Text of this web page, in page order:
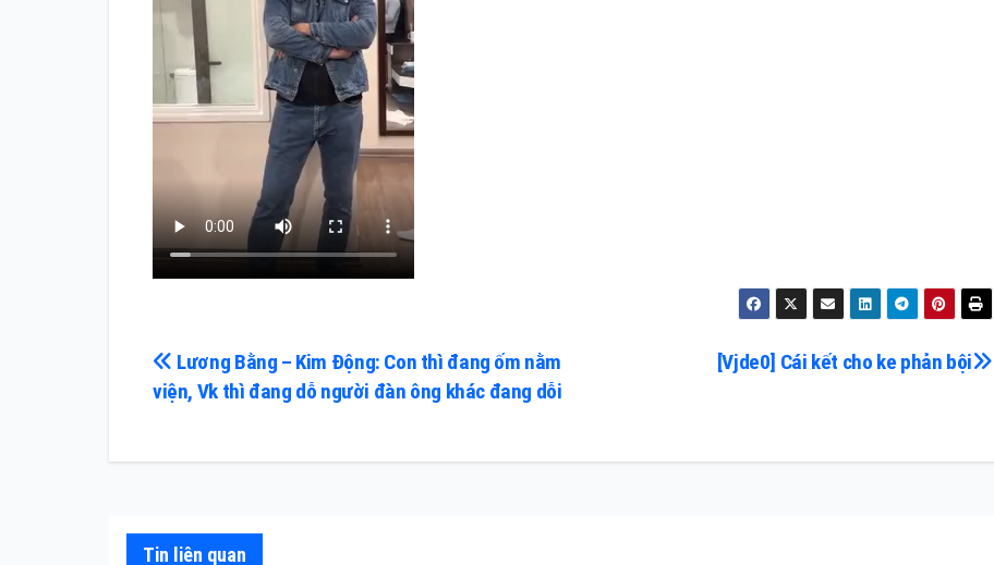
Điều
hướng
bài
[Vjde0] Cái kết cho ke phản bội
Lương Bằng – Kim Động: Con thì đang ốm nằm
viện, Vk thì đang dỗ người đàn ông khác đang dỗi
Tin liên quan